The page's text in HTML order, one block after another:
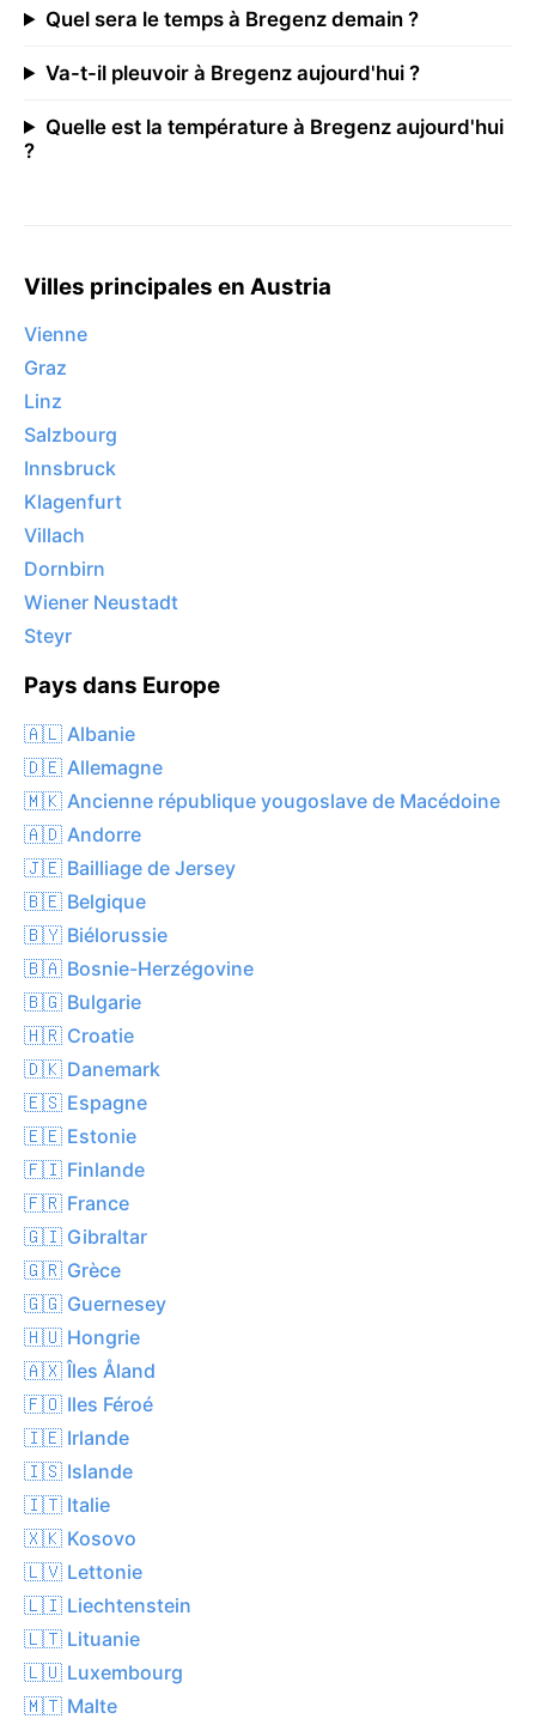
Quel sera le temps à Bregenz demain ?
Va-t-il pleuvoir à Bregenz aujourd'hui ?
Quelle est la température à Bregenz aujourd'hui
?
Villes principales en Austria
Vienne
Graz
Linz
Salzbourg
Innsbruck
Klagenfurt
Villach
Dornbirn
Wiener Neustadt
Steyr
Pays dans Europe
🇦🇱 Albanie
🇩🇪 Allemagne
🇲🇰 Ancienne république yougoslave de Macédoine
🇦🇩 Andorre
🇯🇪 Bailliage de Jersey
🇧🇪 Belgique
🇧🇾 Biélorussie
🇧🇦 Bosnie-Herzégovine
🇧🇬 Bulgarie
🇭🇷 Croatie
🇩🇰 Danemark
🇪🇸 Espagne
🇪🇪 Estonie
🇫🇮 Finlande
🇫🇷 France
🇬🇮 Gibraltar
🇬🇷 Grèce
🇬🇬 Guernesey
🇭🇺 Hongrie
🇦🇽 Îles Åland
🇫🇴 Iles Féroé
🇮🇪 Irlande
🇮🇸 Islande
🇮🇹 Italie
🇽🇰 Kosovo
🇱🇻 Lettonie
🇱🇮 Liechtenstein
🇱🇹 Lituanie
🇱🇺 Luxembourg
🇲🇹 Malte